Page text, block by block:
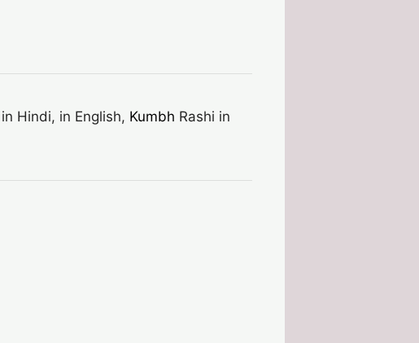
Hindi, in English, Kumbh Rashi in